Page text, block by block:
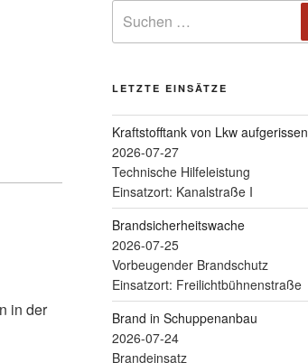
in der
LETZTE EINSÄTZE
Kraftstofftank von Lkw aufgerissen
2026-07-27
Technische Hilfeleistung
Einsatzort: Kanalstraße I
Brandsicherheitswache
2026-07-25
Vorbeugender Brandschutz
Einsatzort: Freilichtbühnenstraße
Brand in Schuppenanbau
2026-07-24
Brandeinsatz